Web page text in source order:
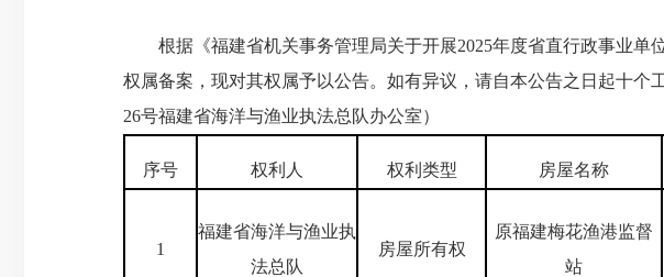
根据《福建省机关事务管理局关于开展2025年度省直行政事业单
权属备案，现对其权属予以公告。如有异议，请自本公告之日起十
26号福建省海洋与渔业执法总队办公室）
序号 权利人 权利类型 房屋名称
1
福建省海洋与渔业执
法总队
房屋所有权
原福建梅花渔港监督
站